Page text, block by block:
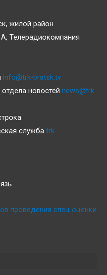
жилой район
Телерадиокомпания
info@trk-bratsk.tv
новостей news@trk-
служба trk-
проведения спец оценки